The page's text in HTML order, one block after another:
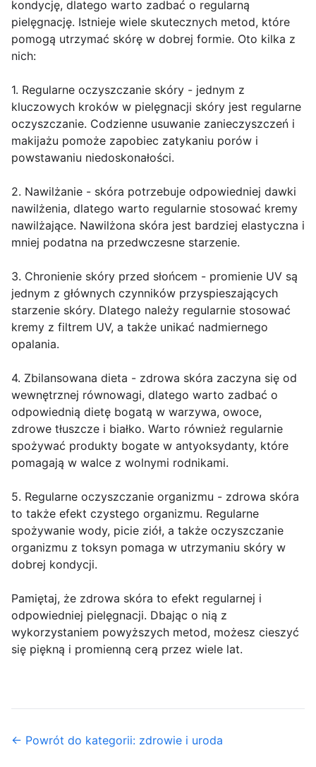
kondycję, dlatego warto zadbać o regularną
pielęgnację. Istnieje wiele skutecznych metod, które
pomogą utrzymać skórę w dobrej formie. Oto kilka z
nich:
1. Regularne oczyszczanie skóry - jednym z
kluczowych kroków w pielęgnacji skóry jest regularne
oczyszczanie. Codzienne usuwanie zanieczyszczeń i
makijażu pomoże zapobiec zatykaniu porów i
powstawaniu niedoskonałości.
2. Nawilżanie - skóra potrzebuje odpowiedniej dawki
nawilżenia, dlatego warto regularnie stosować kremy
nawilżające. Nawilżona skóra jest bardziej elastyczna i
mniej podatna na przedwczesne starzenie.
3. Chronienie skóry przed słońcem - promienie UV są
jednym z głównych czynników przyspieszających
starzenie skóry. Dlatego należy regularnie stosować
kremy z filtrem UV, a także unikać nadmiernego
opalania.
4. Zbilansowana dieta - zdrowa skóra zaczyna się od
wewnętrznej równowagi, dlatego warto zadbać o
odpowiednią dietę bogatą w warzywa, owoce,
zdrowe tłuszcze i białko. Warto również regularnie
spożywać produkty bogate w antyoksydanty, które
pomagają w walce z wolnymi rodnikami.
5. Regularne oczyszczanie organizmu - zdrowa skóra
to także efekt czystego organizmu. Regularne
spożywanie wody, picie ziół, a także oczyszczanie
organizmu z toksyn pomaga w utrzymaniu skóry w
dobrej kondycji.
Pamiętaj, że zdrowa skóra to efekt regularnej i
odpowiedniej pielęgnacji. Dbając o nią z
wykorzystaniem powyższych metod, możesz cieszyć
się piękną i promienną cerą przez wiele lat.
← Powrót do kategorii: zdrowie i uroda